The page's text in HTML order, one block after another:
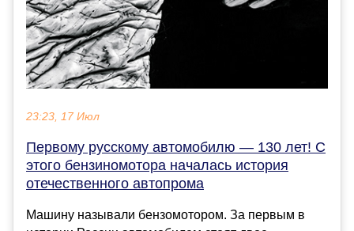
23:23, 17 Июл
Первому русскому автомобилю — 130 лет! С
этого бензиномотора началась история
отечественного автопрома
Машину называли бензомотором. За первым в